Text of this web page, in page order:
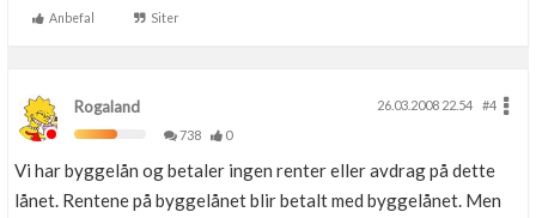
Anbefal Siter
Rogaland 26.03.2008 22.54
#4
738
0
Vi har byggelån og betaler ingen renter eller avdrag på dette
lånet. Rentene på byggelånet blir betalt med byggelånet. Men